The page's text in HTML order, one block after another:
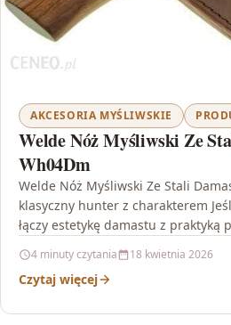
AKCESORIA MYŚLIWSKIE
Welde Nóż Myśliwski Ze
Wh04Dm
Welde Nóż Myśliwski Ze Stali
klasyczny hunter z charakterem
łączy estetykę damastu z praktyką
4 minuty czytania 18 kwietnia 2026
Czytaj więcej